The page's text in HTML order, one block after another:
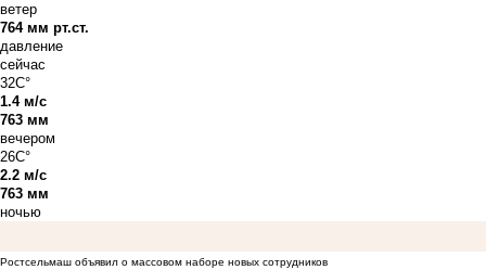
ветер
764 мм рт.ст.
давление
сейчас
32C°
1.4 м/с
763 мм
вечером
26C°
2.2 м/с
763 мм
ночью
Ростсельмаш объявил о массовом наборе новых сотрудников